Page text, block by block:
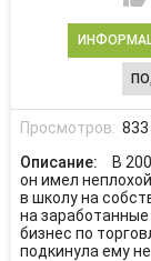
Просмотров: 833
Описание:
В
он имел
в школу на
на
бизнес по
подкинула ему